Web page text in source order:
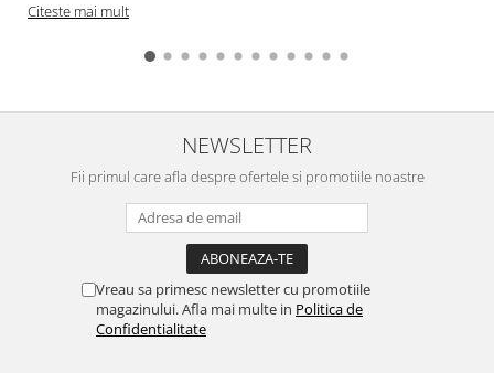
Citeste mai mult
NEWSLETTER
Fii primul care afla despre ofertele si promotiile noastre
Vreau sa primesc newsletter cu promotiile
magazinului. Afla mai multe in Politica de
Confidentialitate